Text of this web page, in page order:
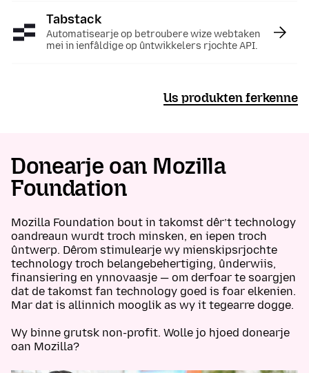
Tabstack:
Automatisearje op betroubere wize webtaken
mei in ienfâldige op ûntwikkelers rjochte API.
Us produkten ferkenne
Donearje oan Mozilla
Foundation
Mozilla Foundation bout in takomst dêr’t technology
oandreaun wurdt troch minsken, en iepen troch
ûntwerp. Dêrom stimulearje wy mienskipsrjochte
technology troch belangebehertiging, ûnderwiis,
finansiering en ynnovaasje — om derfoar te soargjen
dat de takomst fan technology goed is foar elkenien.
Mar dat is allinnich mooglik as wy it tegearre dogge.
Wy binne grutsk non-profit. Wolle jo hjoed donearje
oan Mozilla?